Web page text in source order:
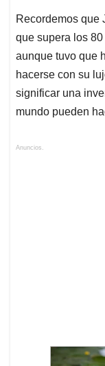
Recordemos que
que supera los
aunque tuvo que
hacerse con su
significar una
mundo pueden
Anuncios.